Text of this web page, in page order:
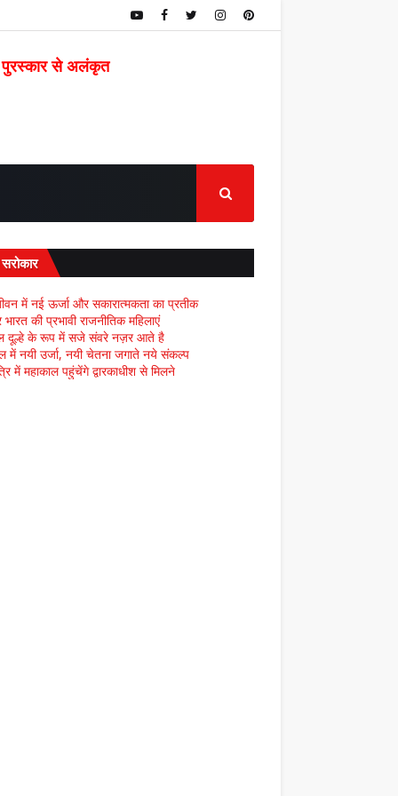
पुरस्कार से अलंकृत
में नई ऊर्जा और सकारात्मकता का प्रतीक
की प्रभावी राजनीतिक महिलाएं
दूल्हे के रूप में सजे संवरे नज़र आते है
में नयी उर्जा, नयी चेतना जगाते नये संकल्प
में महाकाल पहुंचेंगे द्वारकाधीश से मिलने